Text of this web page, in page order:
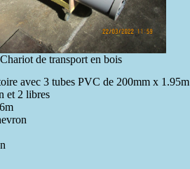
Chariot de transport en bois
avec 3 tubes PVC de 200mm x 1.95m
et 2 libres